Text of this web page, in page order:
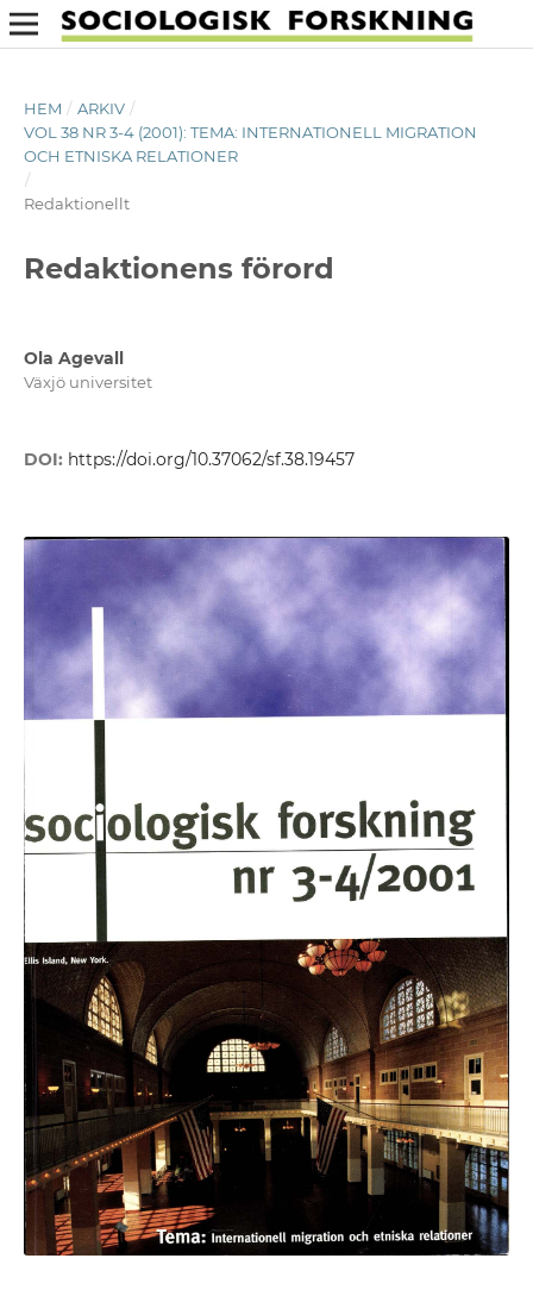
HEM / ARKIV /
VOL 38 NR 3-4 (2001): TEMA: INTERNATIONELL MIGRATION
OCH ETNISKA RELATIONER
/
Redaktionellt
Redaktionens förord
Ola Agevall
Växjö universitet
DOI: https://doi.org/10.37062/sf.38.19457